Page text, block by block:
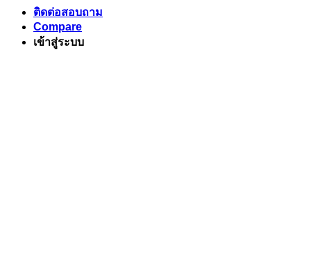
ติดต่อสอบถาม
Compare
เข้าสู่ระบบ